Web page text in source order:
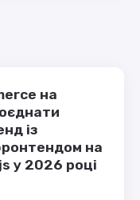
на
із
на
у 2026 році